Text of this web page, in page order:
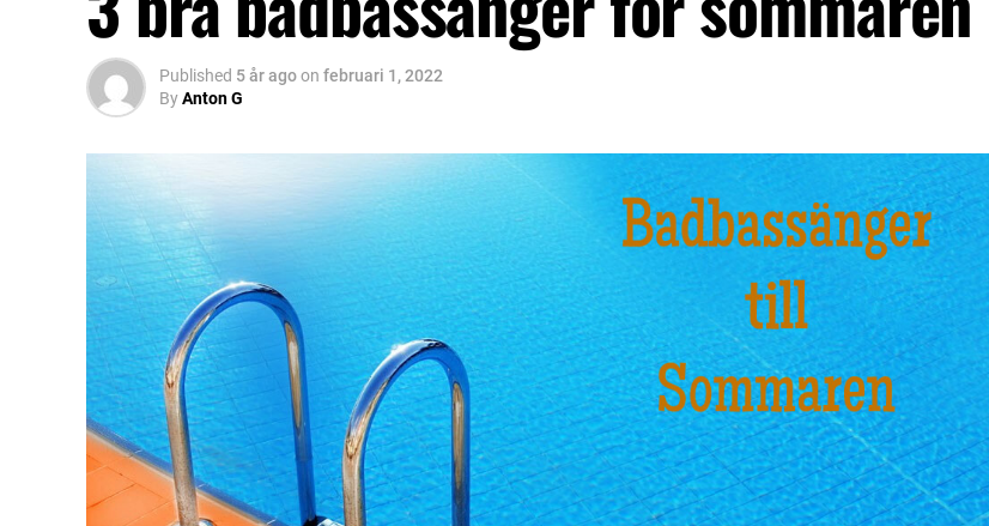
Published 5 år agoon februari 1, 2022
ByAnton G